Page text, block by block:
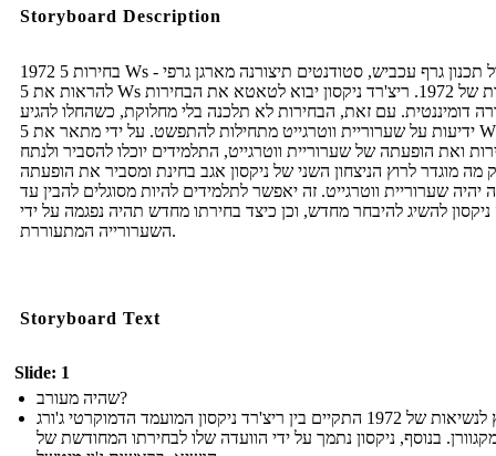
Storyboard Description
1972 בחירות 5 Ws - ניצול תכנון גרף עכביש, סטודנטים תיצורנה מארגן גרפי
להראות את 5 Ws הבחירות של 1972. ריצ'רד ניקסון יבוא לטאטא את הבחירות
דומיננטית. עם זאת, הבחירות לא תלכנה בלי מחלוקת, כשהחלו להגיע
ידיעות על שערוריית ווטרגייט מתחילות להתפשט. על ידי מתאר את 5 Ws של
ואת הופעתה של שערוריית ווטרגייט, התלמידים יוכלו להסביר ולנתח
מה מוגדר לרוץ הניצחון השני של ניקסון אגב בחינת ומסביר את הופעתה
יהיה שערוריית ווטרגייט. זה יאפשר לתלמידים להיות מסוגלים להבין עד
להשיג להיבחר מחדש, וכן כיצד בחירתו מחדש תהיה נפגמה על ידי
השערורייה המתעוררת.
Storyboard Text
Slide: 1
שהיה מעורב?
המירוץ לנשיאות של 1972 התקיים בין ריצ'רד ניקסון המועמד הדמוקרטי ג'ורג
בנוסף, ניקסון נתמך על ידי הוועדה שלו לבחירתו המחודשת של